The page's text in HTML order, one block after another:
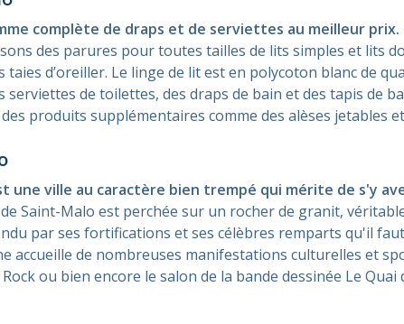
complète de draps et de serviettes au meilleur prix.
des parures pour toutes tailles de lits simples et lits
d’oreiller. Le linge de lit est en polycoton blanc de
de toilettes, des draps de bain et des tapis de
produits supplémentaires comme des alèses jetables
une ville au caractère bien trempé qui mérite de s'y
Saint-Malo est perchée sur un rocher de granit,
par ses fortifications et ses célèbres remparts qu'il
accueille de nombreuses manifestations culturelles et
ou bien encore le salon de la bande dessinée Le Quai